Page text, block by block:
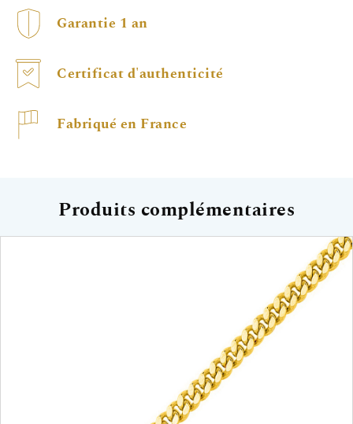
Garantie 1 an
Certificat d'authenticité
Fabriqué en France
Produits complémentaires